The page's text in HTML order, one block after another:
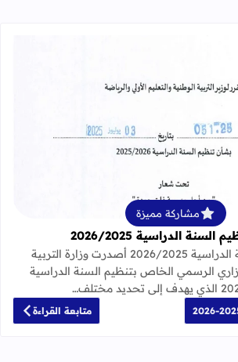
قراءة المزيد عن مقرر تنظيم السنة الدراسية
مشاركة مميزة
الدراسية 2026/2025
مقرر تنظيم السنة الدراسية 2026/2025 أصدرت وزارة التربية
الرسمي الخاص بتنظيم السنة الدراسية
مختلف…
متابعة القراءة